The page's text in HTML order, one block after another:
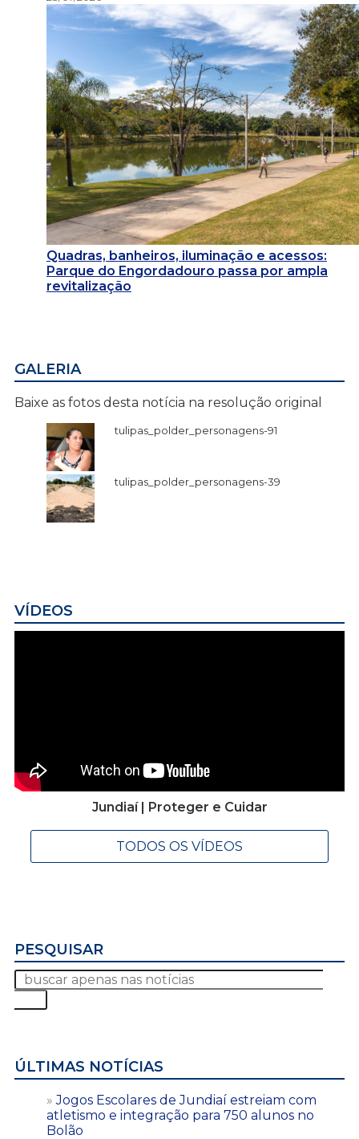
Quadras, banheiros, iluminação e acessos:
Parque do Engordadouro passa por ampla
revitalização
GALERIA
Baixe as fotos desta notícia na resolução original
tulipas_polder_personagens-91
tulipas_polder_personagens-39
VÍDEOS
Jundiaí | Proteger e Cuidar
TODOS OS VÍDEOS
PESQUISAR
ÚLTIMAS NOTÍCIAS
Jogos Escolares de Jundiaí estreiam com
atletismo e integração para 750 alunos no
Bolão